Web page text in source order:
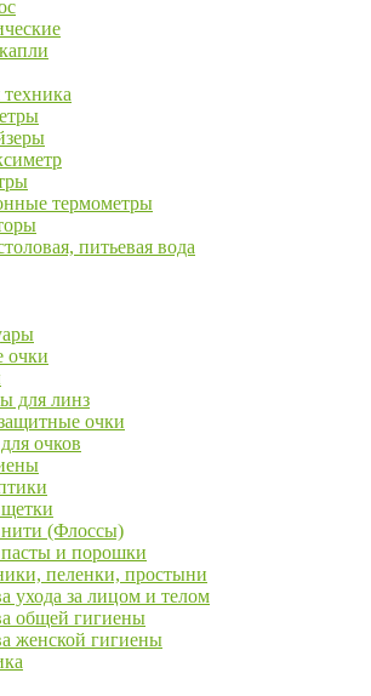
термометры
питьевая вода
очки
для линз
очки
очков
(Флоссы)
и порошки
пеленки, простыни
ухода за лицом и телом
общей гигиены
женской гигиены